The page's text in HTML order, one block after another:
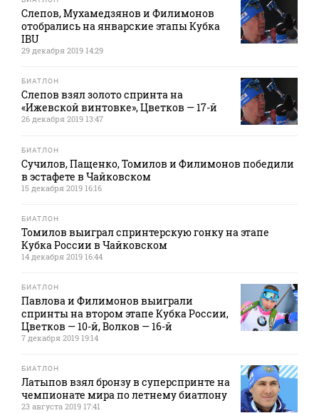
Слепов, Мухамедзянов и Филимонов
отобрались на январские этапы Кубка
IBU
29 декабря 2019 14:29
БИАТЛОН
Слепов взял золото спринта на
«Ижевской винтовке», Цветков — 17-й
26 декабря 2019 13:47
БИАТЛОН
Сучилов, Пащенко, Томилов и Филимонов победили
в эстафете в Чайковском
15 декабря 2019 16:16
БИАТЛОН
Томилов выиграл спринтерскую гонку на этапе
Кубка России в Чайковском
14 декабря 2019 16:44
БИАТЛОН
Павлова и Филимонов выиграли
спринты на втором этапе Кубка России,
Цветков — 10-й, Волков — 16-й
7 декабря 2019 19:14
БИАТЛОН
Латыпов взял бронзу в суперспринте на
чемпионате мира по летнему биатлону
23 августа 2019 17:41